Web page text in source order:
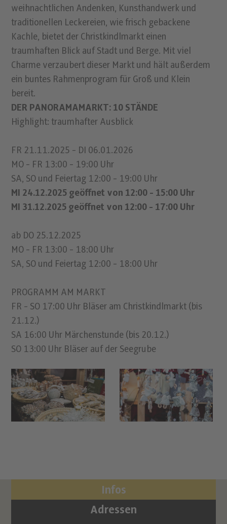
weihnachtlichen Andenken, Kunsthandwerk und
traditionellen Leckereien, wie frisch gebackene
Kachle, bietet der Christkindlmarkt einen
traumhaften Blick auf Stadt und Berge. Mit viel
Charme verzaubert dieser Markt und hält außerdem
ein buntes Rahmenprogram für Groß und Klein
bereit.
DER PANORAMAMARKT: 10 STÄNDE
Highlight: traumhafter Ausblick
FR 21.11.2025 - DI 06.01.2026
MO - FR 13:00 - 19:00 Uhr
SA, SO und Feiertag 12:00 - 19:00 Uhr
MI 24.12.2025 geöffnet von 12:00 - 15:00 Uhr
MI 31.12.2025 geöffnet von 12:00 - 17:00 Uhr
ab DO 25.12.2025
MO - FR 13:00 - 18:00 Uhr
SA, SO und Feiertag 12:00 - 18:00 Uhr
PROGRAMM AM MARKT
FR - SO 17:00 Uhr Bläser am Christkindlmarkt (bis
21.12.)
SA 16:00 Uhr Märchenstunde (bis 20.12.)
SO 13:00 Uhr Bläser auf der Seegrube
Infos
Adressen